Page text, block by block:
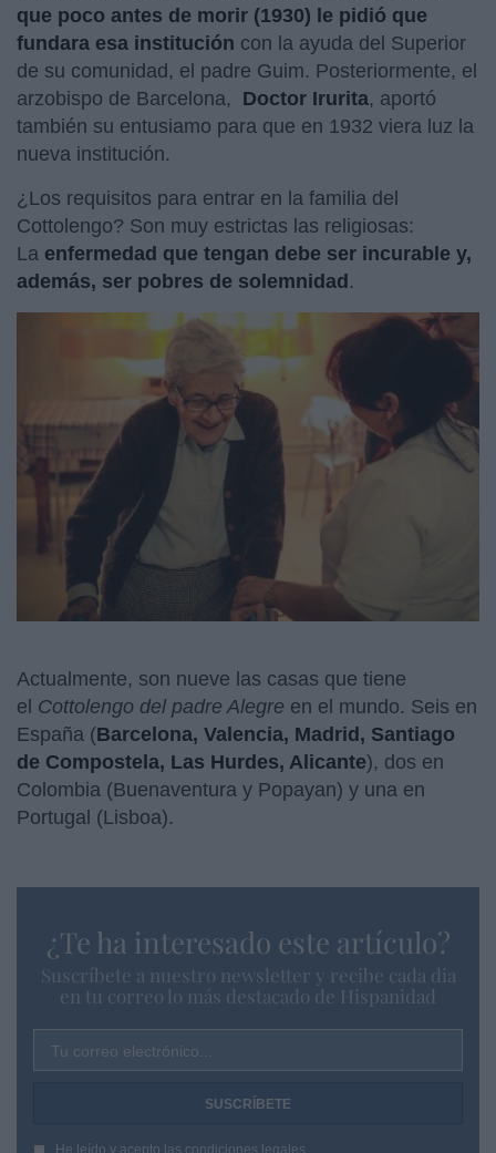
que poco antes de morir (1930) le pidió que
fundara esa institución con la ayuda del Superior
de su comunidad, el padre Guim. Posteriormente, el
arzobispo de Barcelona,
Doctor Irurita, aportó
también su entusiamo para que en 1932 viera luz la
nueva institución.
¿Los requisitos para entrar en la familia del
Cottolengo? Son muy estrictas las religiosas:
La enfermedad que tengan debe ser incurable y,
además, ser pobres de solemnidad.
Actualmente, son nueve las casas que tiene
el Cottolengo del padre Alegre en el mundo. Seis en
España (Barcelona, Valencia, Madrid, Santiago
de Compostela, Las Hurdes, Alicante), dos en
Colombia (Buenaventura y Popayan) y una en
Portugal (Lisboa).
¿Te ha interesado este artículo?
Suscríbete a nuestro newsletter y recibe cada dia
en tu correo lo más destacado de Hispanidad
Tu correo electrónico...